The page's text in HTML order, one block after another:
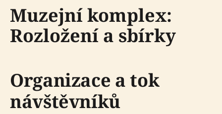
Muzejní komplex:
Rozložení a sbírky
Organizace a tok
návštěvníků